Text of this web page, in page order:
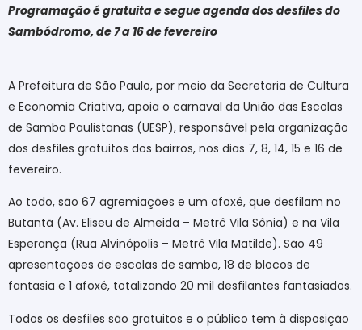
Programação é gratuita e segue agenda dos desfiles do
Sambódromo, de 7 a 16 de fevereiro
A Prefeitura de São Paulo, por meio da Secretaria de Cultura
e Economia Criativa, apoia o carnaval da União das Escolas
de Samba Paulistanas (UESP), responsável pela organização
dos desfiles gratuitos dos bairros, nos dias 7, 8, 14, 15 e 16 de
fevereiro.
Ao todo, são 67 agremiações e um afoxé, que desfilam no
Butantã (Av. Eliseu de Almeida – Metrô Vila Sônia) e na Vila
Esperança (Rua Alvinópolis – Metrô Vila Matilde). São 49
apresentações de escolas de samba, 18 de blocos de
fantasia e 1 afoxé, totalizando 20 mil desfilantes fantasiados.
Todos os desfiles são gratuitos e o público tem à disposição